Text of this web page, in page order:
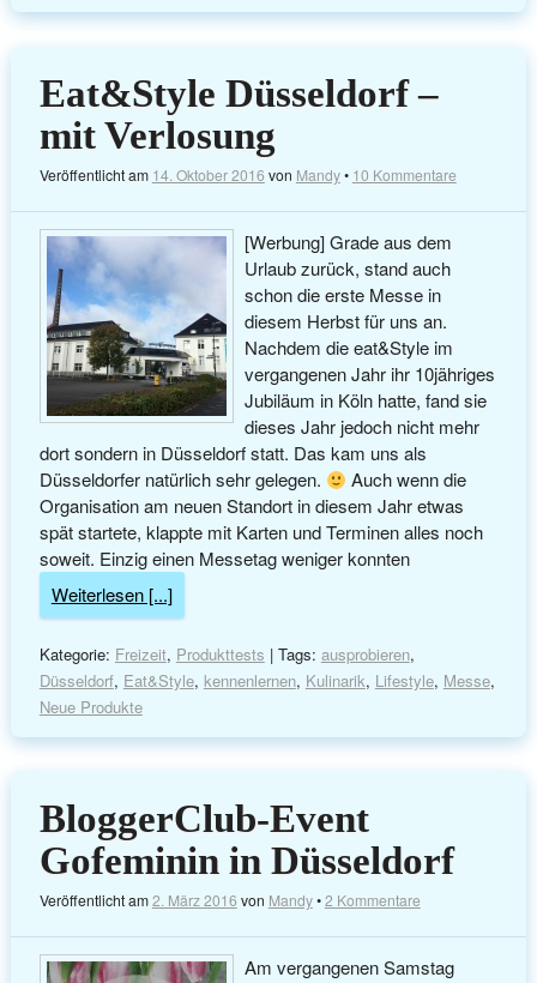
Eat&Style Düsseldorf –
mit Verlosung
Veröffentlicht am 14. Oktober 2016 von Mandy• 10 Kommentare
[Werbung] Grade aus dem
Urlaub zurück, stand auch
schon die erste Messe in
diesem Herbst für uns an.
Nachdem die eat&Style im
vergangenen Jahr ihr 10jähriges
Jubiläum in Köln hatte, fand sie
dieses Jahr jedoch nicht mehr
dort sondern in Düsseldorf statt. Das kam uns als
Düsseldorfer natürlich sehr gelegen.
Auch wenn die
Organisation am neuen Standort in diesem Jahr etwas
spät startete, klappte mit Karten und Terminen alles noch
soweit. Einzig einen Messetag weniger konnten
Weiterlesen [...]
Kategorie: Freizeit, Produkttests | Tags: ausprobieren,
Düsseldorf, Eat&Style, kennenlernen, Kulinarik, Lifestyle, Messe,
Neue Produkte
BloggerClub-Event
Gofeminin in Düsseldorf
Veröffentlicht am2. März 2016 von Mandy•2 Kommentare
Am vergangenen Samstag